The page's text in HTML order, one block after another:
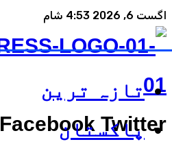
اگست 6, 2026 4:53 شام
Facebook Twitter
تازہ ترین
پاکستان